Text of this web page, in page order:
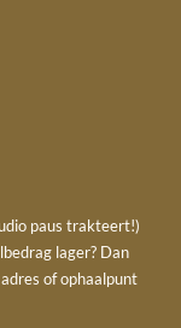
paus trakteert!)
lager? Dan
of ophaalpunt